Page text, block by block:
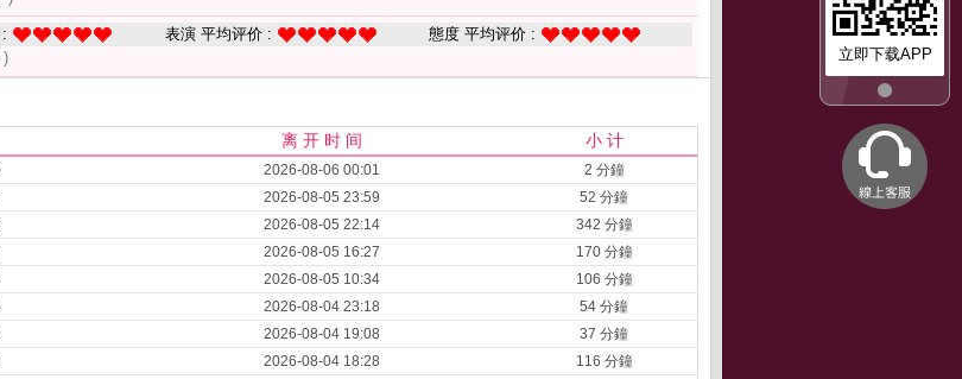
立即下载APP
表演 平均评价 :
態度 平均评价 :
)
离 开 时 间 小 计
2026-08-06 00:01
2 分鐘
2026-08-05 23:59
52 分鐘
2026-08-05 22:14
342 分鐘
2026-08-05 16:27
170 分鐘
2026-08-05 10:34
106 分鐘
2026-08-04 23:18
54 分鐘
2026-08-04 19:08
37 分鐘
2026-08-04 18:28
116 分鐘